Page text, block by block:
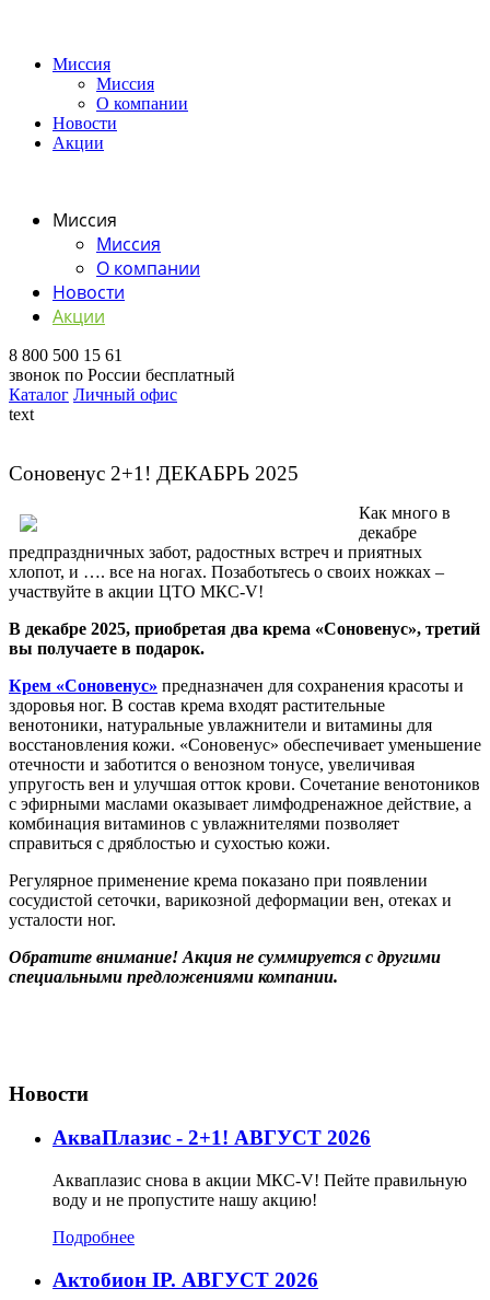
Миссия
Миссия
О компании
Новости
Акции
Миссия
Миссия
О компании
Новости
Акции
8 800 500 15 61
звонок по России бесплатный
Каталог Личный офис
text
Соновенус 2+1! ДЕКАБРЬ 2025
Как много в
декабре
предпраздничных забот, радостных встреч и приятных
хлопот, и …. все на ногах. Позаботьтесь о своих ножках –
участвуйте в акции ЦТО МКС-V!
В декабре 2025, приобретая два крема «Соновенус», третий
вы получаете в подарок.
Крем «Соновенус» предназначен для сохранения красоты и
здоровья ног. В состав крема входят растительные
венотоники, натуральные увлажнители и витамины для
восстановления кожи. «Соновенус» обеспечивает уменьшение
отечности и заботится о венозном тонусе, увеличивая
упругость вен и улучшая отток крови. Сочетание венотоников
с эфирными маслами оказывает лимфодренажное действие, а
комбинация витаминов с увлажнителями позволяет
справиться с дряблостью и сухостью кожи.
Регулярное применение крема показано при появлении
сосудистой сеточки, варикозной деформации вен, отеках и
усталости ног.
Обратите внимание! Акция не суммируется с другими
специальными предложениями компании.
Новости
АкваПлазис - 2+1! АВГУСТ 2026
Акваплазис снова в акции МКС-V! Пейте правильную
воду и не пропустите нашу акцию!
Подробнее
Актобион IP. АВГУСТ 2026